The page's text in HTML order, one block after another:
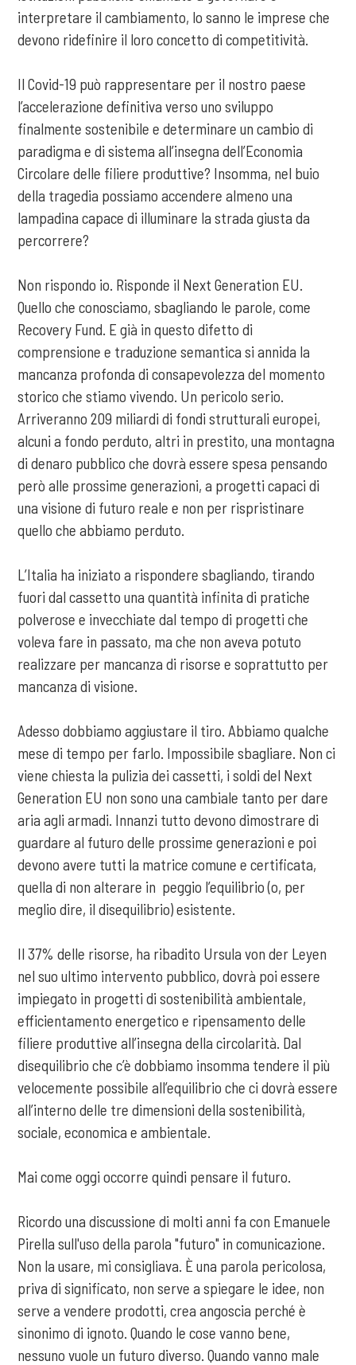
interpretare il cambiamento, lo sanno le imprese che
devono ridefinire il loro concetto di competitività.
Il Covid-19 può rappresentare per il nostro paese
l’accelerazione definitiva verso uno sviluppo
finalmente sostenibile e determinare un cambio di
paradigma e di sistema all’insegna dell’Economia
Circolare delle filiere produttive? Insomma, nel buio
della tragedia possiamo accendere almeno una
lampadina capace di illuminare la strada giusta da
percorrere?
Non rispondo io. Risponde il Next Generation EU.
Quello che conosciamo, sbagliando le parole, come
Recovery Fund. E già in questo difetto di
comprensione e traduzione semantica si annida la
mancanza profonda di consapevolezza del momento
storico che stiamo vivendo. Un pericolo serio.
Arriveranno 209 miliardi di fondi strutturali europei,
alcuni a fondo perduto, altri in prestito, una montagna
di denaro pubblico che dovrà essere spesa pensando
però alle prossime generazioni, a progetti capaci di
una visione di futuro reale e non per rispristinare
quello che abbiamo perduto.
L’Italia ha iniziato a rispondere sbagliando, tirando
fuori dal cassetto una quantità infinita di pratiche
polverose e invecchiate dal tempo di progetti che
voleva fare in passato, ma che non aveva potuto
realizzare per mancanza di risorse e soprattutto per
mancanza di visione.
Adesso dobbiamo aggiustare il tiro. Abbiamo qualche
mese di tempo per farlo. Impossibile sbagliare. Non ci
viene chiesta la pulizia dei cassetti, i soldi del Next
Generation EU non sono una cambiale tanto per dare
aria agli armadi. Innanzi tutto devono dimostrare di
guardare al futuro delle prossime generazioni e poi
devono avere tutti la matrice comune e certificata,
quella di non alterare in peggio l’equilibrio (o, per
meglio dire, il disequilibrio) esistente.
Il 37% delle risorse, ha ribadito Ursula von der Leyen
nel suo ultimo intervento pubblico, dovrà poi essere
impiegato in progetti di sostenibilità ambientale,
efficientamento energetico e ripensamento delle
filiere produttive all’insegna della circolarità. Dal
disequilibrio che c’è dobbiamo insomma tendere il più
velocemente possibile all’equilibrio che ci dovrà essere
all’interno delle tre dimensioni della sostenibilità,
sociale, economica e ambientale.
Mai come oggi occorre quindi pensare il futuro.
Ricordo una discussione di molti anni fa con Emanuele
Pirella sull'uso della parola "futuro" in comunicazione.
Non la usare, mi consigliava. È una parola pericolosa,
priva di significato, non serve a spiegare le idee, non
serve a vendere prodotti, crea angoscia perché è
sinonimo di ignoto. Quando le cose vanno bene,
nessuno vuole un futuro diverso. Quando vanno male